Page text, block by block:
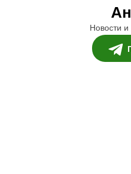
Новости